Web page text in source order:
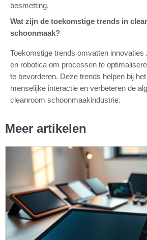
besmetting.
Wat zijn de toekomstige trends in
schoonmaak?
Toekomstige trends omvatten
en robotica om processen te
te bevorderen. Deze trends helpen bij
menselijke interactie en verbeteren de
cleanroom schoonmaakindustrie.
Meer artikelen